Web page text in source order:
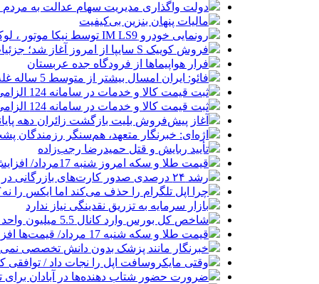
دولت واگذاری مدیریت سهام عدالت به مردم
مالیات پنهان بنزین بی‌کیفیت
رونمایی خودرو IM LS9 توسط نیکا موتور ، لوکس ترین شاسی بلند EREV در ایران
فروش کوییک S سایپا از امروز آغاز شد؛ جزئیات ثبت‌نام و شرایط
فرار هواپیماها از فرودگاه جده عربستان
فائو: ایران امسال بیشتر از متوسط 5 ساله غله تولید می‌کند
ثبت قیمت کالا و خدمات در سامانه 124 الزامی شد
ثبت قیمت کالا و خدمات در سامانه 124 الزامی شد
آغاز پیش‌فروش بلیت بازگشت زائران دهه
اژه‌ای: خبرنگار متعهد، هم‌سنگر رزمندگان
تأیید ربایش و قتل حمیدرضا رجب‌زاده
قیمت طلا و سکه امروز شنبه 17مرداد/ افزایش همه قیمت ها + جدول و جزئیات
رشد ۲۴ درصدی صدور کارت‌های بازرگانی در گرگان
چرا اپل تلگرام را حذف می‌کند اما ایکس را
بازار سرمایه به تزریق نقدینگی نیاز ندارد
شاخص کل بورس وارد کانال 5.5 میلیون واحد شد
قیمت طلا و سکه شنبه 17 مرداد/ قیمت‌ها افزایشی
خبرنگار مانند پزشک بدون دانش تخصصی
وقتی مایکروسافت اپل را نجات داد /
ضرورت حضور شتاب ‌دهنده‌ها در آبادان